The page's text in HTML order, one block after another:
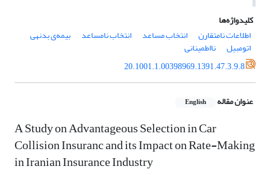
کلیدواژه‌ها
اطلاعات نامتقارن
انتخاب مساعد انتخاب نامساعد بیمه‌‎ی بدنه‎ی
اتومبیل
نااطمینانی
20.1001.1.00398969.1391.47.3.9.8
عنوان مقاله English
A Study on Advantageous Selection in Car
Collision Insuranc and its Impact on Rate-Making
in Iranian Insurance Industry